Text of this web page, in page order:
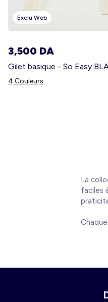
Exclu Web
3,500 DA
Gilet basique - So Easy
4 Couleurs
La
faciles